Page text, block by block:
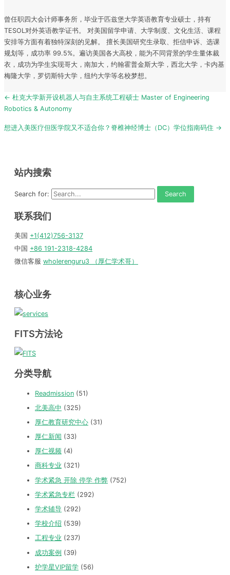
曾任职四大会计师事务所，毕业于匹兹堡大学英语教育专业硕士，持有
TESOL对外英语教学证书。 对美国留学申请、大学制度、文化生活、课程
安排等方面有着独特深刻的见解。 擅长美国研究生录取、拒信申诉、选课
规划等，成功率 99.5%。遍访美国各大高校，能为不同背景的学生量体裁
衣，成功为学生实现哥大，南加大，约翰霍普金斯大学，西北大学，卡内基
梅隆大学，罗切斯特大学，纽约大学等名校梦想。
Post
navigation
← 杜克大学新开设机器人与自主系统工程硕士 Master of Engineering
Robotics & Autonomy
想进入美医疗但医学院又不适合你？脊椎神经博士（DC）学位指南码住 →
站内搜索
Search for:
联系我们
美国 +1(412)756-3137
中国 +86 191-2318-4284
微信客服 wholerenguru3 （厚仁学术哥）
核心业务
FITS方法论
分类导航
Readmission (51)
北美高中 (325)
厚仁教育研究中心 (31)
厚仁新闻 (33)
厚仁视频 (4)
商科专业 (321)
学术紧急 开除 停学 作弊 (752)
学术紧急专栏 (292)
学术辅导 (292)
学校介绍 (539)
工程专业 (237)
成功案例 (39)
护学星VIP留学 (56)